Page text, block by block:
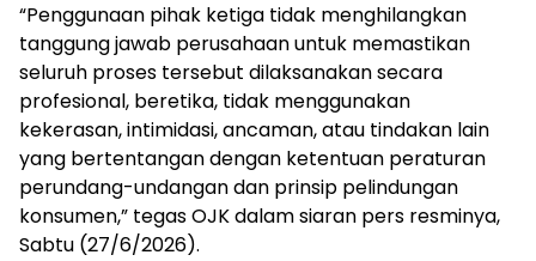
“Penggunaan pihak ketiga tidak menghilangkan
tanggung jawab perusahaan untuk memastikan
seluruh proses tersebut dilaksanakan secara
profesional, beretika, tidak menggunakan
kekerasan, intimidasi, ancaman, atau tindakan lain
yang bertentangan dengan ketentuan peraturan
perundang-undangan dan prinsip pelindungan
konsumen,” tegas OJK dalam siaran pers resminya,
Sabtu (27/6/2026).